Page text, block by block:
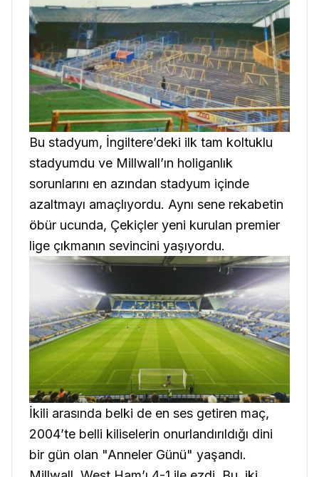
Bu stadyum, İngiltere’deki ilk tam koltuklu
stadyumdu ve Millwall’ın holiganlık
sorunlarını en azından stadyum içinde
azaltmayı amaçlıyordu. Aynı sene rekabetin
öbür ucunda, Çekiçler yeni kurulan premier
lige çıkmanın sevincini yaşıyordu.
İkili arasında belki de en ses getiren maç,
2004’te belli kiliselerin onurlandırıldığı dini
bir gün olan "Anneler Günü" yaşandı.